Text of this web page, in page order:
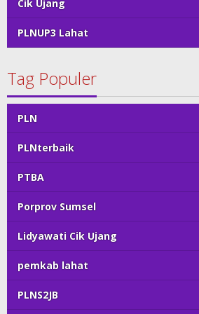
Cik Ujang
PLNUP3 Lahat
Tag Populer
PLN
PLNterbaik
PTBA
Porprov Sumsel
Lidyawati Cik Ujang
pemkab lahat
PLNS2JB